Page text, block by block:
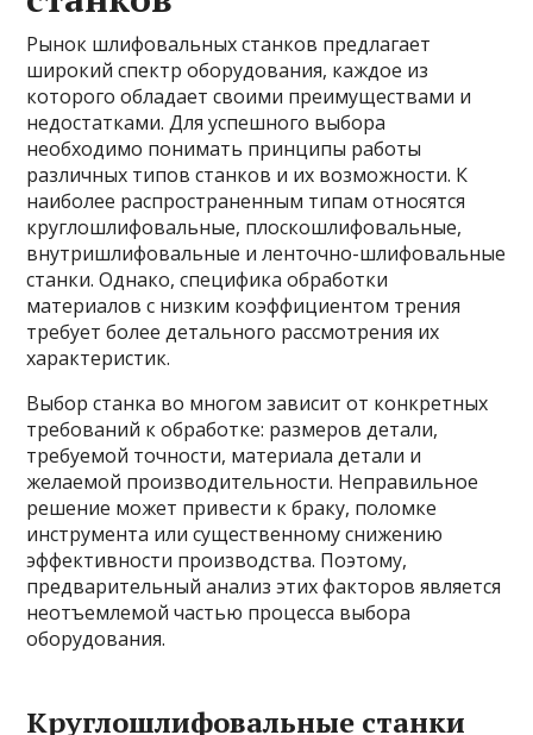
Рынок шлифовальных станков предлагает
широкий спектр оборудования, каждое из
которого обладает своими преимуществами и
недостатками. Для успешного выбора
необходимо понимать принципы работы
различных типов станков и их возможности. К
наиболее распространенным типам относятся
круглошлифовальные, плоскошлифовальные,
внутришлифовальные и ленточно-шлифовальные
станки. Однако, специфика обработки
материалов с низким коэффициентом трения
требует более детального рассмотрения их
характеристик.
Выбор станка во многом зависит от конкретных
требований к обработке: размеров детали,
требуемой точности, материала детали и
желаемой производительности. Неправильное
решение может привести к браку, поломке
инструмента или существенному снижению
эффективности производства. Поэтому,
предварительный анализ этих факторов является
неотъемлемой частью процесса выбора
оборудования.
Круглошлифовальные станки